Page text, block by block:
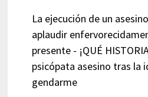
La ejecución de un
aplaudir
presente - ¡QUÉ
psicópata asesino tras la
gendarme